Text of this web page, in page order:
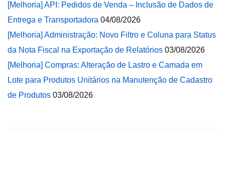
[Melhoria] API: Pedidos de Venda – Inclusão de Dados de
Entrega e Transportadora 04/08/2026
[Melhoria] Administração: Novo Filtro e Coluna para Status
da Nota Fiscal na Exportação de Relatórios 03/08/2026
[Melhoria] Compras: Alteração de Lastro e Camada em
Lote para Produtos Unitários na Manutenção de Cadastro
de Produtos 03/08/2026